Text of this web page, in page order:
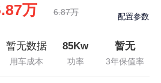
万 6.87万 配置参数
暂无数据
用车成本
85Kw
功率
暂无
3年保值率